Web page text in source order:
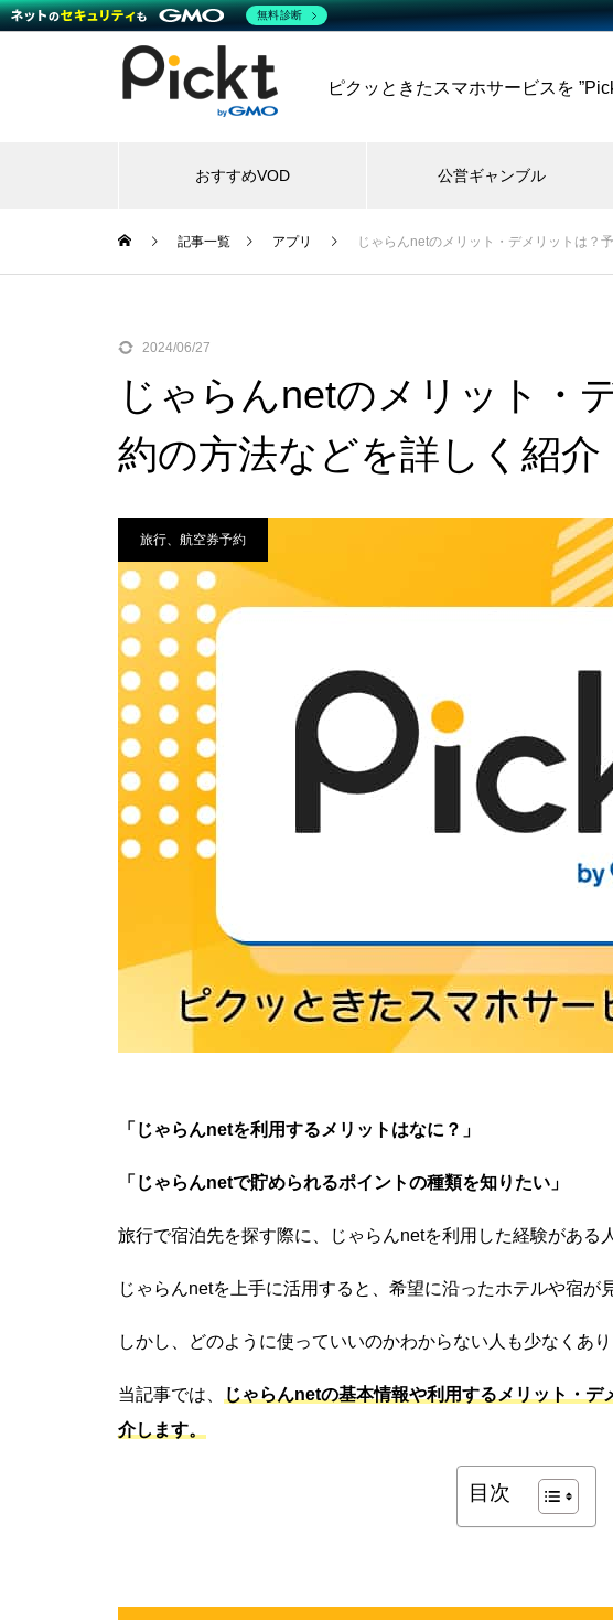
ピクッときたスマホサービスを
おすすめVOD 公営ギャンブル
記事一覧 アプリ じゃらんnetのメリット・デメリットは？
2024/06/27
じゃらんnetのメリット・
約の方法などを詳しく紹介
旅行、航空券予約
「じゃらんnetを利用するメリットはなに？」
「じゃらんnetで貯められるポイントの種類を知りたい」
旅行で宿泊先を探す際に、じゃらんnetを利用した経験がある
じゃらんnetを上手に活用すると、希望に沿ったホテルや宿が
しかし、どのように使っていいのかわからない人も少なくあり
当記事では、
じゃらんnetの基本情報や利用するメリット・
介します。
目次
無料診断